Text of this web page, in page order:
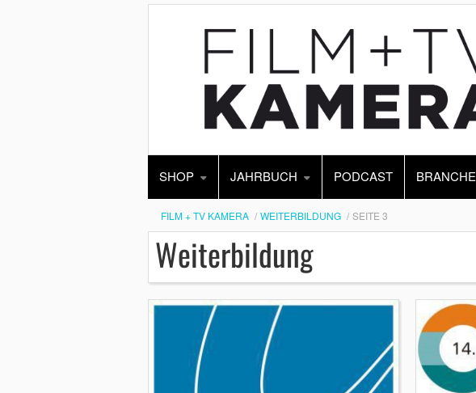
SHOP JAHRBUCH PODCAST BRANCHE
FILM + TV KAMERA WEITERBILDUNG SEITE 3
Weiterbildung